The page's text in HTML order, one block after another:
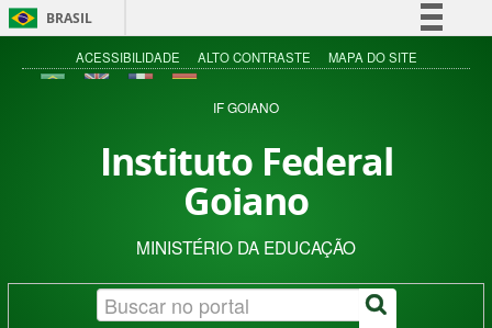
BRASIL
Simplifique!
Acesso à informação
ACESSIBILIDADE ALTO CONTRASTE MAPA DO SITE
IF GOIANO
Instituto Federal
Goiano
MINISTÉRIO DA EDUCAÇÃO